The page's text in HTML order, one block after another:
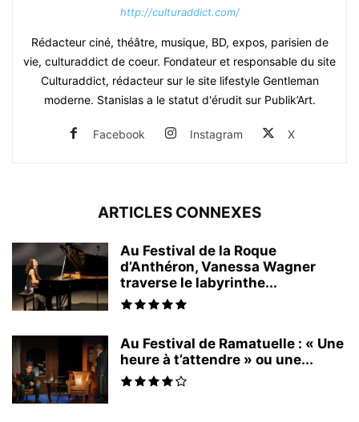
http://culturaddict.com/
Rédacteur ciné, théâtre, musique, BD, expos, parisien de
vie, culturaddict de coeur. Fondateur et responsable du site
Culturaddict, rédacteur sur le site lifestyle Gentleman
moderne. Stanislas a le statut d'érudit sur Publik’Art.
Facebook Instagram X
ARTICLES CONNEXES
Au Festival de la Roque
d’Anthéron, Vanessa Wagner
traverse le labyrinthe...
Au Festival de Ramatuelle : « Une
heure à t’attendre » ou une...